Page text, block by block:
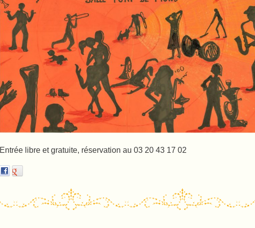
Entrée libre et gratuite, réservation au 03 20 43 17 02